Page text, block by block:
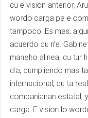
cu e vision anterior,
wordo carga pa e
tampoco. Es mas,
acuerdo cu n’e.
maneho alinea, cu tur
cla, cumpliendo mas
internacional, cu ta
companianan estatal,
carga. E vision lo